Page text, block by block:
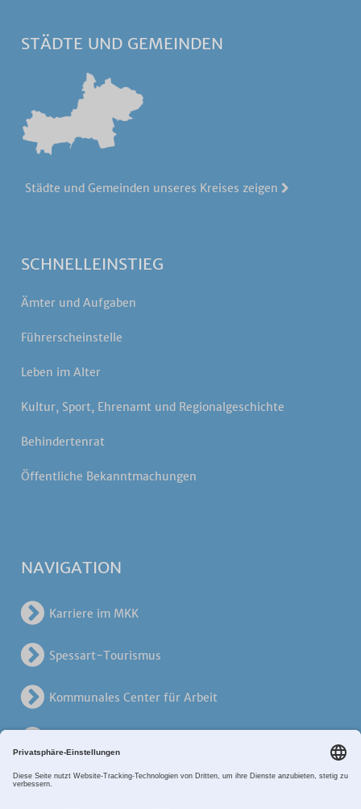
STÄDTE UND GEMEINDEN
Städte und Gemeinden unseres Kreises zeigen
SCHNELLEINSTIEG
Ämter und Aufgaben
Führerscheinstelle
Leben im Alter
Kultur, Sport, Ehrenamt und Regionalgeschichte
Behindertenrat
Öffentliche Bekanntmachungen
NAVIGATION
Karriere im MKK
Spessart-Tourismus
Kommunales Center für Arbeit
Alten- und Pflegezentren